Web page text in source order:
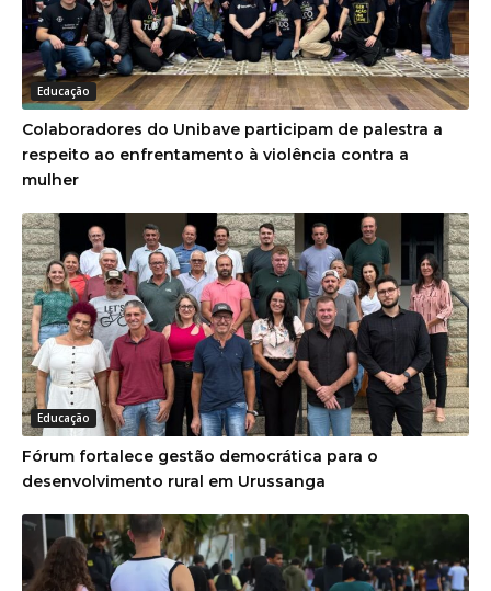
Educação
Colaboradores do Unibave participam de palestra a
respeito ao enfrentamento à violência contra a
mulher
Educação
Fórum fortalece gestão democrática para o
desenvolvimento rural em Urussanga